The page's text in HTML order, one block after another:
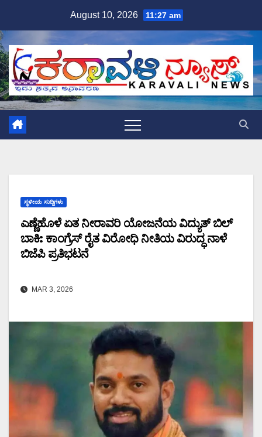
content
August 10, 2026 11:27 am
ಸ್ಥಳೀಯ ಸುದ್ದಿಗಳು
ಎಣ್ಣೆಹೊಳೆ ಏತ ನೀರಾವರಿ ಯೋಜನೆಯ ವಿದ್ಯುತ್ ಬಿಲ್
ಬಾಕಿ: ಕಾಂಗ್ರೆಸ್ ರೈತ ವಿರೋಧಿ ನೀತಿಯ ವಿರುದ್ಧ ನಾಳೆ
ಬಿಜೆಪಿ ಪ್ರತಿಭಟನೆ
MAR 3, 2026